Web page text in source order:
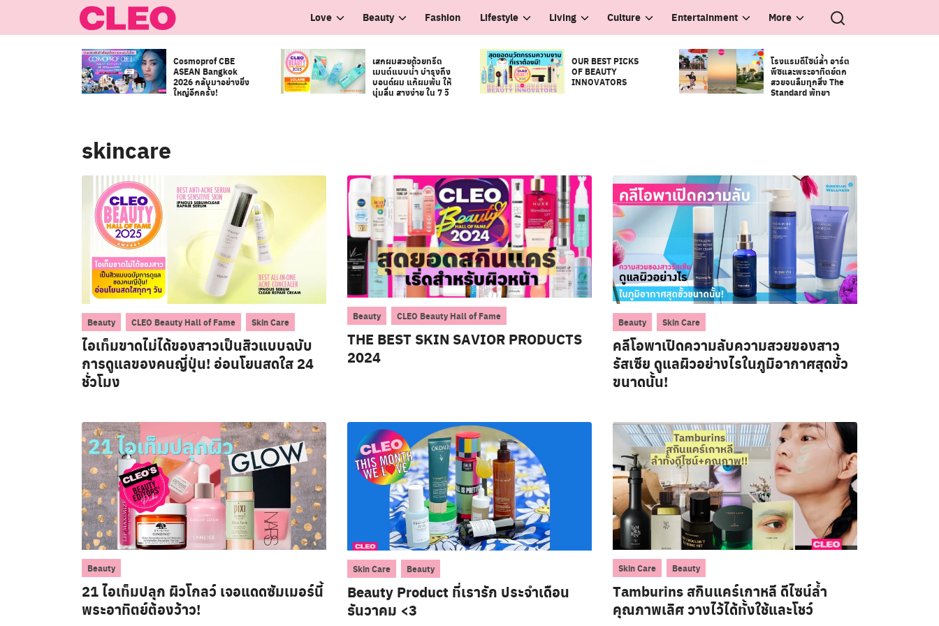
Love Beauty Fashion Lifestyle Living Culture Entertainment More
Search
for:
Cosmoprof CBE
ASEAN Bangkok
2026 กลับมาอย่างยิ่ง
ใหญ่อีกครั้ง!
เสกผมสวยด้วยทรีต
เมนต์แบบน้ำ บำรุงถึง
บอนด์ผม แก้ผมพัน ให้
นุ่มลื่น สางง่าย ใน 7 วิ
OUR BEST PICKS
OF BEAUTY
INNOVATORS
โรงแรมดีไซน์ล้ำ อาร์ต
พีซและพระอาทิตย์ตก
สวยจนลืมทุกสิ่ง The
Standard พัทยา
skincare
Beauty CLEO Beauty Hall of Fame Skin Care
ไอเท็มขาดไม่ได้ของสาวเป็นสิวแบบฉบับ
การดูแลของคนญี่ปุ่น! อ่อนโยนสดใส 24
ชั่วโมง
Beauty CLEO Beauty Hall of Fame
THE BEST SKIN SAVIOR PRODUCTS
2024
Beauty Skin Care
คลีโอพาเปิดความลับความสวยของสาว
รัสเซีย ดูแลผิวอย่างไรในภูมิอากาศสุดขั้ว
ขนาดนั้น!
Beauty
21 ไอเท็มปลุก ผิวโกลว์ เจอแดดซัมเมอร์นี้
พระอาทิตย์ต้องว้าว!
Skin Care Beauty
Beauty Product ที่เรารัก ประจำเดือน
ธันวาคม <3
Skin Care Beauty
Tamburins สกินแคร์เกาหลี ดีไซน์ล้ำ
คุณภาพเลิศ วางไว้ได้ทั้งใช้และโชว์